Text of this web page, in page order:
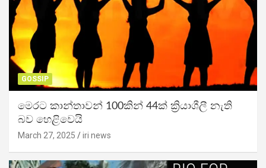
GOSSIP
මෙරට කාන්තාවන් 100කින් 44ක් ක්‍රියාශීලී නැති
බව හෙළිවෙයි
March 27, 2025 iri news